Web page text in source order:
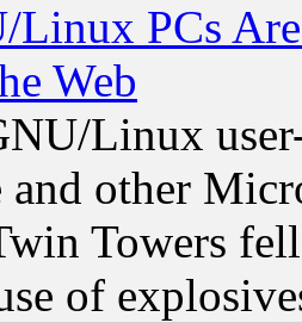
PCs
Web
Linux
other
Towers
of